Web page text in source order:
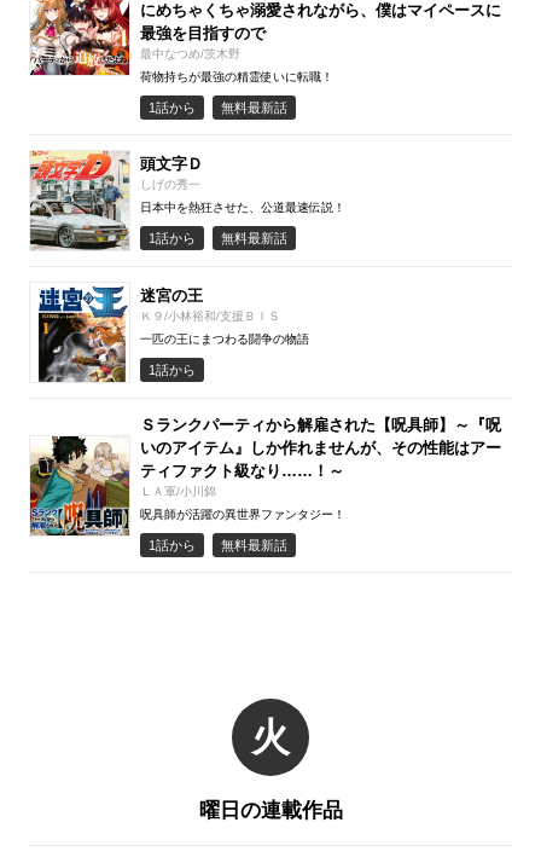
にめちゃくちゃ溺愛されながら、僕はマイペースに
最強を目指すので
最中なつめ/茨木野
荷物持ちが最強の精霊使いに転職！
1話から 無料最新話
頭文字Ｄ
しげの秀一
日本中を熱狂させた、公道最速伝説！
1話から 無料最新話
迷宮の王
Ｋ９/小林裕和/支援ＢＩＳ
一匹の王にまつわる闘争の物語
1話から
Ｓランクパーティから解雇された【呪具師】～『呪
いのアイテム』しか作れませんが、その性能はアー
ティファクト級なり……！～
ＬＡ軍/小川錦
呪具師が活躍の異世界ファンタジー！
1話から 無料最新話
火
曜日の連載作品